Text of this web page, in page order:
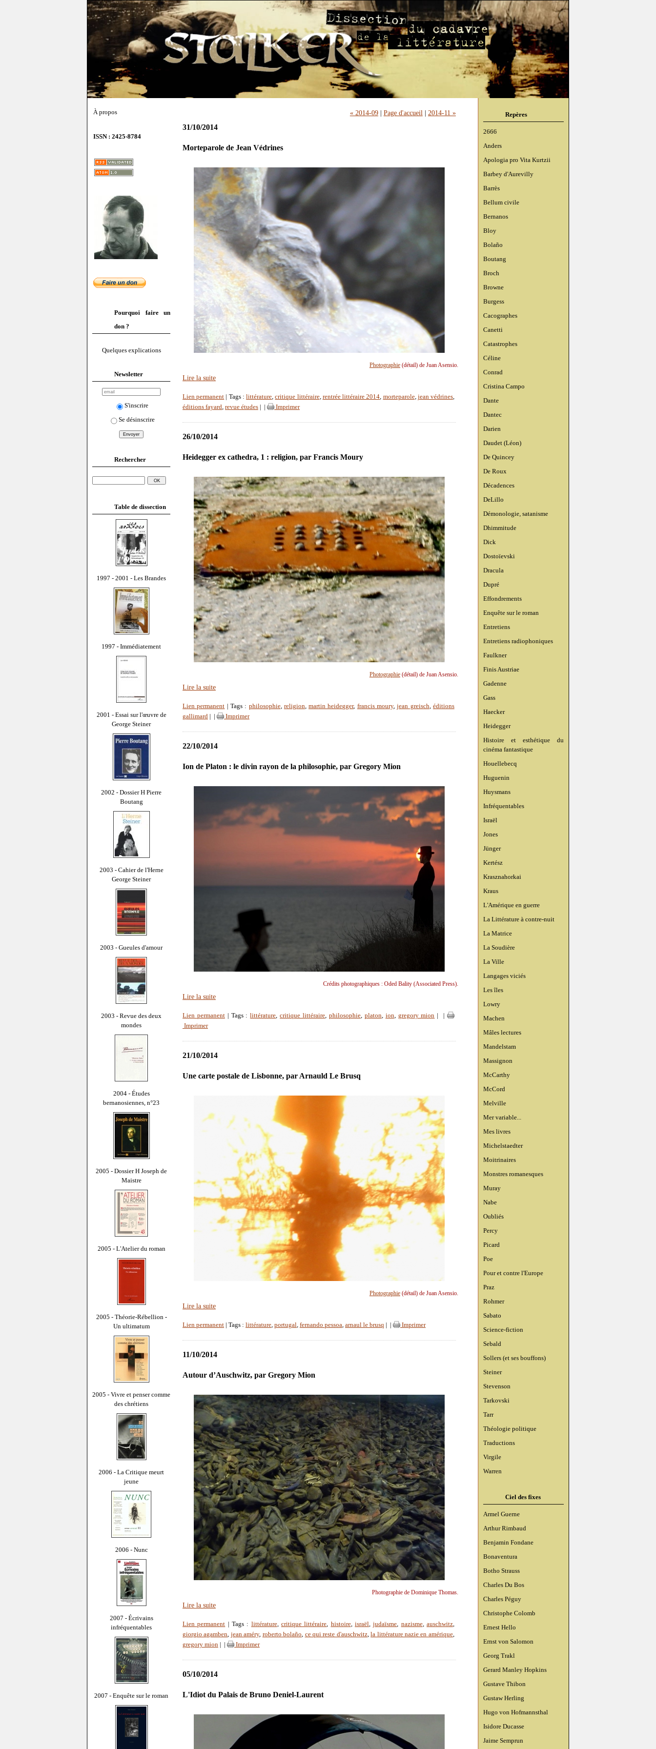
À propos
ISSN : 2425-8784
Pourquoi faire un
don ?
Quelques explications
Newsletter
S'inscrire
Se désinscrire
Rechercher
Table de dissection
1997 - 2001 - Les Brandes
1997 - Immédiatement
2001 - Essai sur l'œuvre de
George Steiner
2002 - Dossier H Pierre
Boutang
2003 - Cahier de l'Herne
George Steiner
2003 - Gueules d'amour
2003 - Revue des deux
mondes
2004 - Études
bernanosiennes, n°23
2005 - Dossier H Joseph de
Maistre
2005 - L'Atelier du roman
2005 - Théorie-Rébellion -
Un ultimatum
2005 - Vivre et penser comme
des chrétiens
2006 - La Critique meurt
jeune
2006 - Nunc
2007 - Écrivains
infréquentables
2007 - Enquête sur le roman
Repères
2666
Anders
Apologia pro Vita Kurtzii
Barbey d'Aurevilly
Barrès
Bellum civile
Bernanos
Bloy
Bolaño
Boutang
Broch
Browne
Burgess
Cacographes
Canetti
Catastrophes
Céline
Conrad
Cristina Campo
Dante
Dantec
Darien
Daudet (Léon)
De Quincey
De Roux
Décadences
DeLillo
Démonologie, satanisme
Dhimmitude
Dick
Dostoïevski
Dracula
Dupré
Effondrements
Enquête sur le roman
Entretiens
Entretiens radiophoniques
Faulkner
Finis Austriae
Gadenne
Gass
Haecker
Heidegger
Histoire et esthétique du
cinéma fantastique
Houellebecq
Huguenin
Huysmans
Infréquentables
Israël
Jones
Jünger
Kertész
Krasznahorkai
Kraus
L'Amérique en guerre
La Littérature à contre-nuit
La Matrice
La Soudière
La Ville
Langages viciés
Les îles
Lowry
Machen
Mâles lectures
Mandelstam
Massignon
McCarthy
McCord
Melville
Mer variable...
Mes livres
Michelstaedter
Moitrinaires
Monstres romanesques
Muray
Nabe
Oubliés
Percy
Picard
Poe
Pour et contre l'Europe
Praz
Rohmer
Sabato
Science-fiction
Sebald
Sollers (et ses bouffons)
Steiner
Stevenson
Tarkovski
Tarr
Théologie politique
Traductions
Virgile
Warren
Ciel des fixes
Armel Guerne
Arthur Rimbaud
Benjamin Fondane
Bonaventura
Botho Strauss
Charles Du Bos
Charles Péguy
Christophe Colomb
Ernest Hello
Ernst von Salomon
Georg Trakl
Gerard Manley Hopkins
Gustave Thibon
Gustaw Herling
Hugo von Hofmannsthal
Isidore Ducasse
Jaime Semprun
« 2014-09| Page d'accueil | 2014-11 »
31/10/2014
Morteparole de Jean Védrines
Photographie(détail) de Juan Asensio.
Lire la suite
Lien permanent | Tags :littérature,critique littéraire, rentrée littéraire 2014, morteparole, jean védrines,
éditions fayard, revue études Imprimer
26/10/2014
Heidegger ex cathedra, 1 : religion, par Francis Moury
Photographie(détail) de Juan Asensio.
Lire la suite
Lien permanent | Tags : philosophie, religion,martin heidegger, francis moury,jean greisch,éditions
gallimard
Imprimer
22/10/2014
Ion de Platon : le divin rayon de la philosophie, par Gregory Mion
Crédits photographiques : Oded Bality (Associated Press).
Lire la suite
Lien permanent| Tags :littérature,critique littéraire, philosophie, platon, ion, gregory mion
Imprimer
21/10/2014
Une carte postale de Lisbonne, par Arnauld Le Brusq
Photographie(détail) de Juan Asensio.
Lire la suite
Lien permanent | Tags : littérature, portugal, fernando pessoa, arnaul le brusq Imprimer
11/10/2014
Autour d’Auschwitz, par Gregory Mion
Photographie de Dominique Thomas.
Lire la suite
Lien permanent | Tags : littérature, critique littéraire, histoire, israël,judaïsme, nazisme, auschwitz,
giorgio agamben, jean améry, roberto bolaño, ce qui reste d'auschwitz,la littérature nazie en amérique,
gregory mion
Imprimer
05/10/2014
L'Idiot du Palais de Bruno Deniel-Laurent